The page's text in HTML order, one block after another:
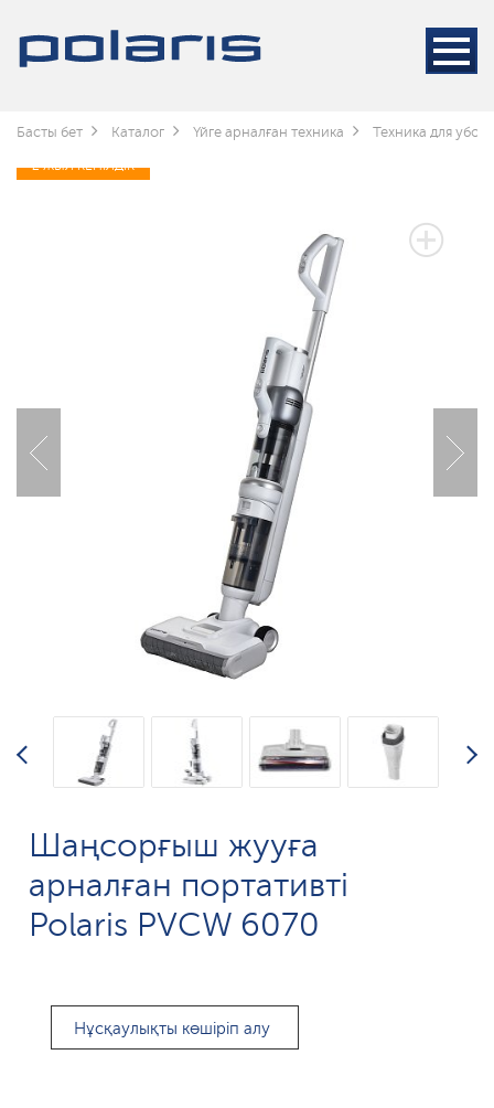
Басты бет Каталог Үйге арналған техника Техника для
2 ЖЫЛ КЕПІЛДІК
Шаңсорғыш жууға
арналған портативті
Polaris PVCW 6070
Нұсқаулықты көшіріп алу